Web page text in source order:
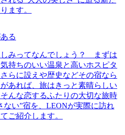
ます。
る
みってなんでしょう？ まずは
持ちのいい温泉と高いホスピタ
らに設えや歴史などその宿なら
あれば、旅はきっと素晴らしい
んな恋するふたりの大切な旅時
ない”宿を、LEONが実際に訪れ
ご紹介します。